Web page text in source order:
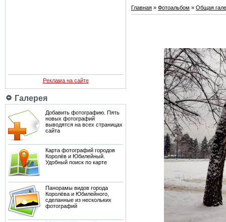
Реклама на сайте
Галерея
Добавить фотографию. Пять
новых фотографий
выводятся на всех страницах
сайта
Карта фотографий городов
Королёв и Юбилейный.
Удобный поиск по карте
Панорамы видов города
Королёва и Юбилейного,
сделанные из нескольких
фотографий
Главная » Фотоальбом » Общая